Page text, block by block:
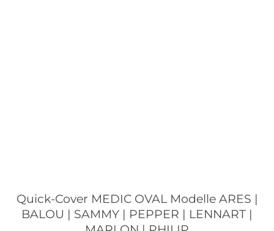
Quick-Cover MEDIC OVAL Modelle ARES |
BALOU | SAMMY | PEPPER | LENNART |